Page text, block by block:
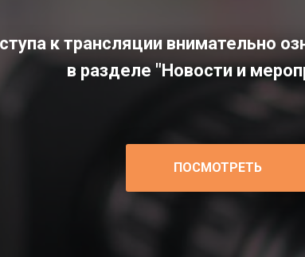
к трансляции внимательно
в разделе "Новости и
ПОСМОТРЕТЬ